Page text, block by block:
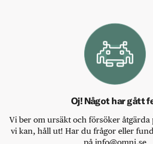
Oj! Något har gått
Vi ber om ursäkt och försöker åtgärda
vi kan, håll ut! Har du frågor eller